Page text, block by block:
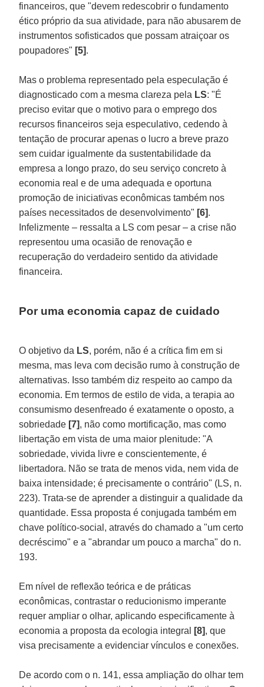
financeiros, que "devem redescobrir o fundamento
ético próprio da sua atividade, para não abusarem de
instrumentos sofisticados que possam atraiçoar os
poupadores" [5].
Mas o problema representado pela especulação é
diagnosticado com a mesma clareza pela LS: "É
preciso evitar que o motivo para o emprego dos
recursos financeiros seja especulativo, cedendo à
tentação de procurar apenas o lucro a breve prazo
sem cuidar igualmente da sustentabilidade da
empresa a longo prazo, do seu serviço concreto à
economia real e de uma adequada e oportuna
promoção de iniciativas econômicas também nos
países necessitados de desenvolvimento" [6].
Infelizmente – ressalta a LS com pesar – a crise não
representou uma ocasião de renovação e
recuperação do verdadeiro sentido da atividade
financeira.
Por uma economia capaz de cuidado
O objetivo da LS, porém, não é a crítica fim em si
mesma, mas leva com decisão rumo à construção de
alternativas. Isso também diz respeito ao campo da
economia. Em termos de estilo de vida, a terapia ao
consumismo desenfreado é exatamente o oposto, a
sobriedade [7], não como mortificação, mas como
libertação em vista de uma maior plenitude: "A
sobriedade, vivida livre e conscientemente, é
libertadora. Não se trata de menos vida, nem vida de
baixa intensidade; é precisamente o contrário" (LS, n.
223). Trata-se de aprender a distinguir a qualidade da
quantidade. Essa proposta é conjugada também em
chave político-social, através do chamado a "um certo
decréscimo" e a "abrandar um pouco a marcha" do n.
193.
Em nível de reflexão teórica e de práticas
econômicas, contrastar o reducionismo imperante
requer ampliar o olhar, aplicando especificamente à
economia a proposta da ecologia integral
[8], que
visa precisamente a evidenciar vínculos e conexões.
De acordo com o n. 141, essa ampliação do olhar tem